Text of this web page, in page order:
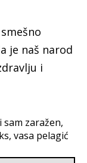
je naš narod
i
sam zaražen
vasa pelagić